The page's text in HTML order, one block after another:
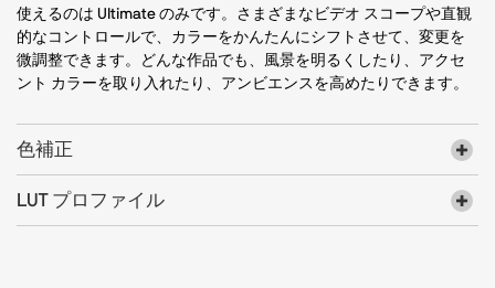
使えるのは Ultimate のみです。さまざまなビデオ スコープや直観
的なコントロールで、カラーをかんたんにシフトさせて、変更を
微調整できます。どんな作品でも、風景を明るくしたり、アクセ
ント カラーを取り入れたり、アンビエンスを高めたりできます。
色補正
LUT プロファイル